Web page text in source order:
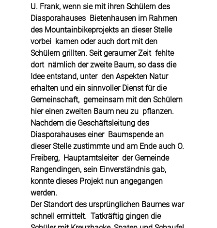
U. Frank, wenn sie mit ihren Schülern des
Diasporahauses  Bietenhausen im Rahmen
des Mountainbikeprojekts an dieser Stelle
vorbei  kamen oder auch dort mit den
Schülern grillten. Seit geraumer Zeit  fehlte
dort  nämlich der zweite Baum, so dass die
Idee entstand, unter  den Aspekten Natur
erhalten und ein sinnvoller Dienst für die
Gemeinschaft,  gemeinsam mit den Schülern
hier einen zweiten Baum neu zu  pflanzen.
Nachdem die Geschäftsleitung des
Diasporahauses einer  Baumspende an
dieser Stelle zustimmte und am Ende auch O.
Freiberg,  Hauptamtsleiter  der Gemeinde
Rangendingen, sein Einverständnis gab,
konnte dieses Projekt nun angegangen
werden.
Der Standort des ursprünglichen Baumes war
schnell ermittelt.  Tatkräftig gingen die